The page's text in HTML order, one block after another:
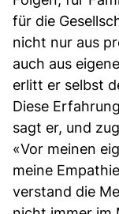
für die
nicht nur aus
auch aus
erlitt er selbst
Diese
sagt er, und
«Vor meinen
meine
verstand die